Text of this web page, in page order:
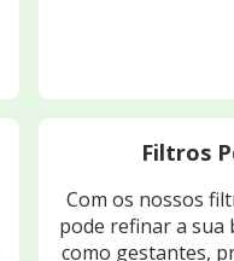
Filtros
Com os nossos
pode refinar a sua
como gestantes,